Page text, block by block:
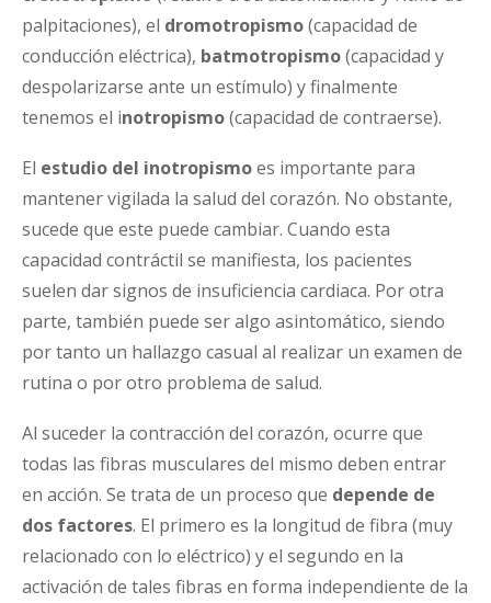
palpitaciones), el dromotropismo(capacidad de
conducción eléctrica), batmotropismo(capacidad y
despolarizarse ante un estímulo) y finalmente
tenemos el inotropismo(capacidad de contraerse).
El estudio del inotropismoes importante para
mantener vigilada la salud del corazón. No obstante,
sucede que este puede cambiar. Cuando esta
capacidad contráctil se manifiesta, los pacientes
suelen dar signos de insuficiencia cardiaca. Por otra
parte, también puede ser algo asintomático, siendo
por tanto un hallazgo casual al realizar un examen de
rutina o por otro problema de salud.
Al suceder la contracción del corazón, ocurre que
todas las fibras musculares del mismo deben entrar
en acción. Se trata de un proceso que depende de
dos factores. El primero es la longitud de fibra (muy
relacionado con lo eléctrico) y el segundo en la
activación de tales fibras en forma independiente de la